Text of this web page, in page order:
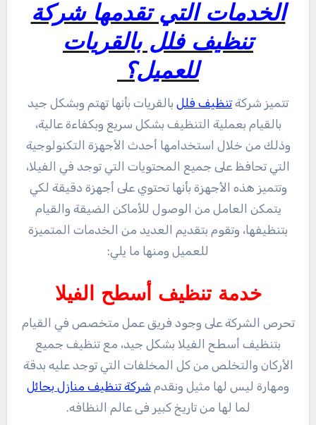
الخدمات التي تقدمها شركة
تنظيف فلل بالقريات
للعميل؟
تتميز شركة تنظيف فلل بالقريات بأنها تهتم وبشكل جيد
بالقيام بعملية التنظيف بشكل سريع وبكفاءة عالية،
وذلك من خلال استخدامها أحدث الأجهزة التكنولوجية
التي تحافظ على جميع المحتويات التي توجد في الفيلا،
وتتميز هذه الأجهزة بأنها تحتوي على أجهزة دقيقة لكي
يتمكن العامل من الوصول للأماكن الضيقة والقيام
بتنظيفها، وتقوم بتقديم العديد من الخدمات المتميزة
للعميل ومنها ما يلي:
خدمة تنظيف أسطح الفيلا
تحرص الشركة على وجود فريق عمل متخصص في القيام
بتنظيف أسطح الفيلا بشكل جيد، مع تنظيف جميع
الأركان والتخلص من كل المخلفات التي توجد عليه بدقة
ومهارة ليس لها مثيل ونقدم شركة تنظيف منازل بحائل
لما لها من تاريخ كبير فى عالم النظافه.